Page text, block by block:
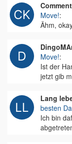
Move!:
Ähm,
Move!:
Ist der
jetzt gib
Lang
besten
Ich bin